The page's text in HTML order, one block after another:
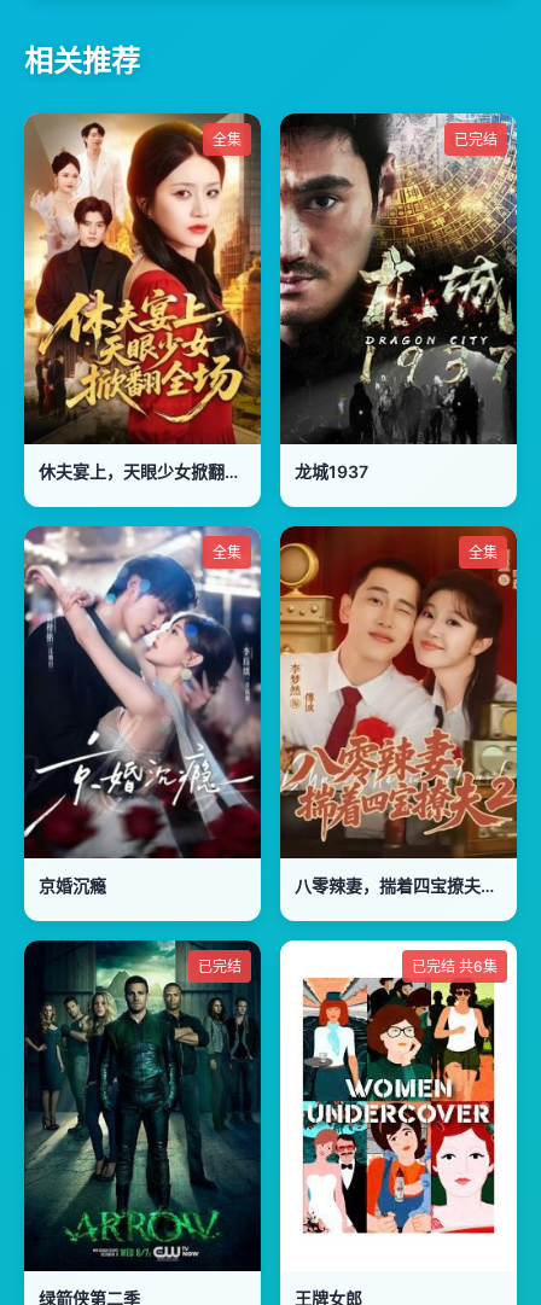
相关推荐
全集
休夫宴上，天眼少女掀翻全场
已完结
龙城1937
全集
京婚沉瘾
全集
八零辣妻，揣着四宝撩夫2第2季
已完结
绿箭侠第二季
已完结 共6集
王牌女郎